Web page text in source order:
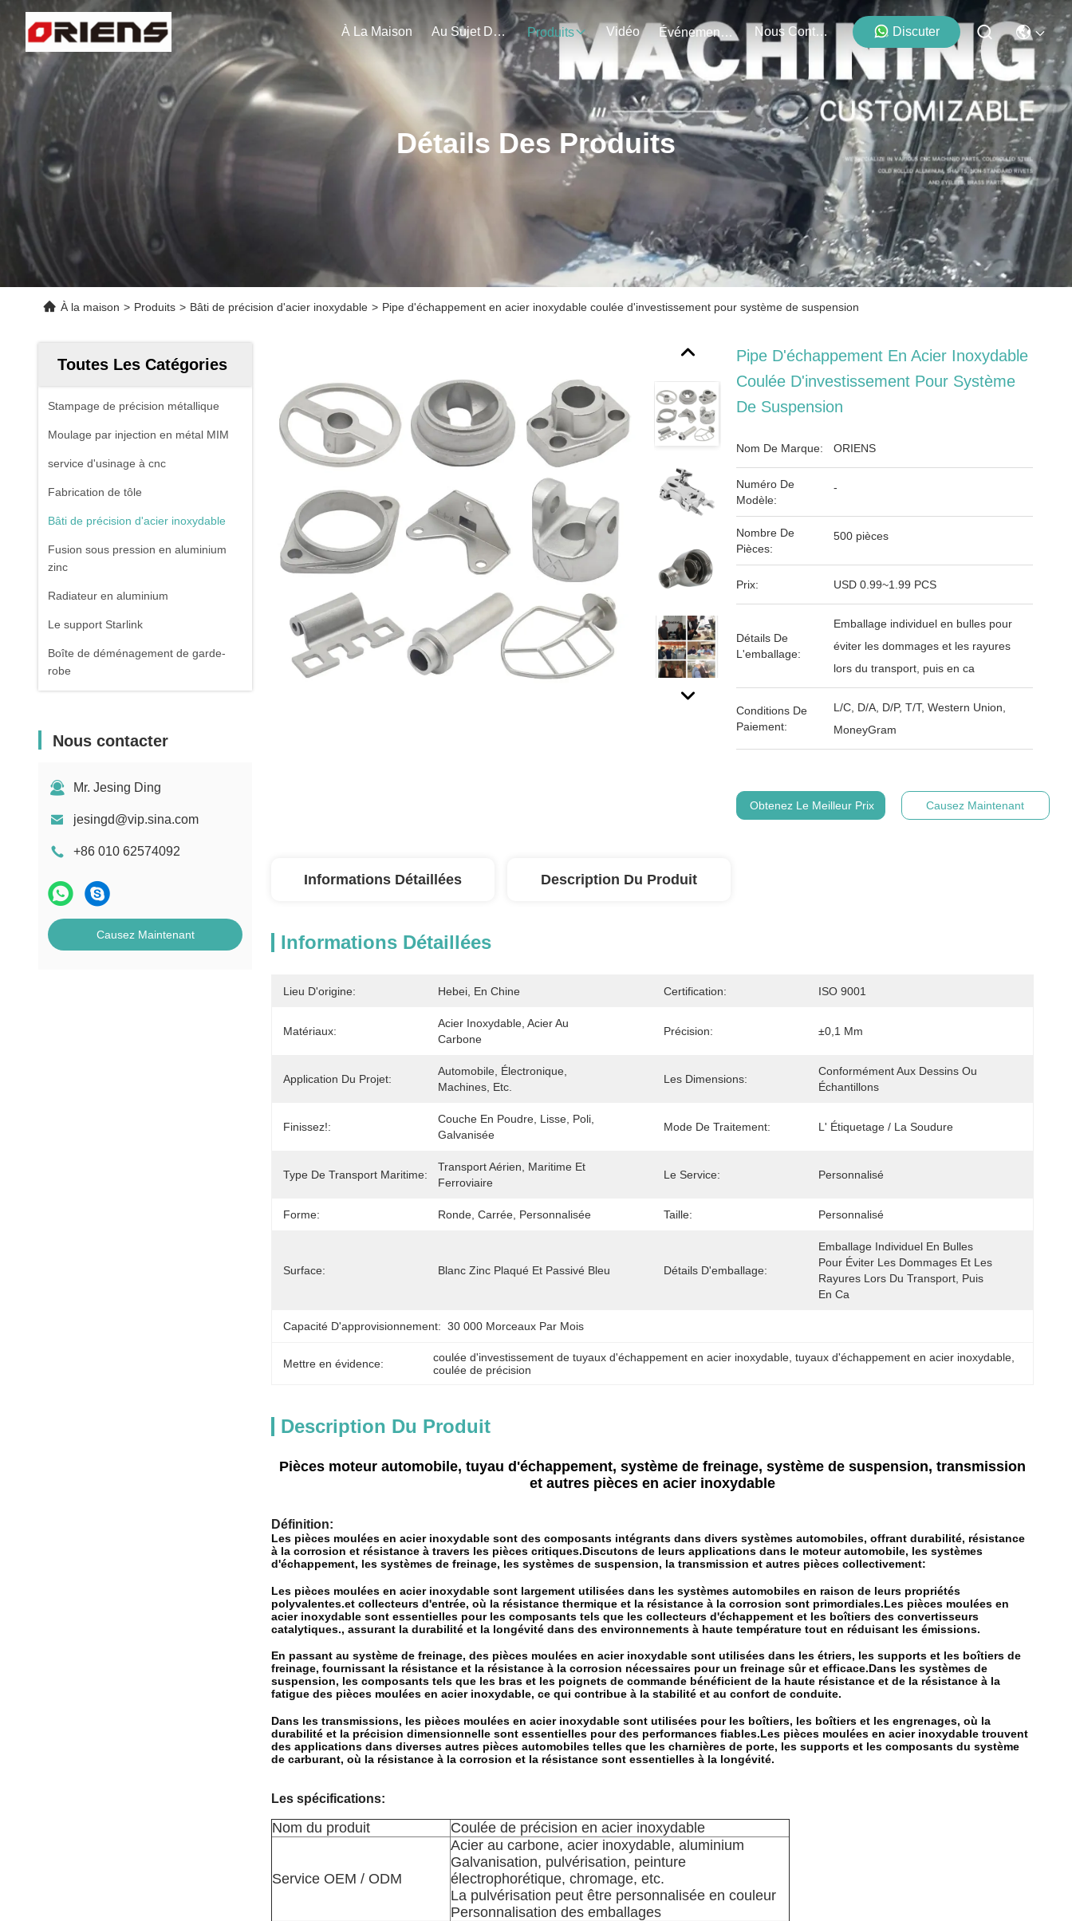
À La Maison Au Sujet De Nous Produits Vidéo Événements Nous Contacter Discuter
Détails Des Produits
À la maison > Produits > Bâti de précision d'acier inoxydable > Pipe d'échappement en acier inoxydable coulée d'investissement pour système de suspension
Toutes Les Catégories
Stampage de précision métallique
Moulage par injection en métal MIM
service d'usinage à cnc
Fabrication de tôle
Bâti de précision d'acier inoxydable
Fusion sous pression en aluminium
zinc
Radiateur en aluminium
Le support Starlink
Boîte de déménagement de garde-
robe
Nous contacter
Mr. Jesing Ding
jesingd@vip.sina.com
+86 010 62574092
Causez Maintenant
Pipe D'échappement En Acier Inoxydable
Coulée D'investissement Pour Système
De Suspension
Nom De Marque: ORIENS
Numéro De
Modèle:
-
Nombre De
Pièces:
500 pièces
Prix: USD 0.99~1.99 PCS
Détails De
L'emballage:
Emballage individuel en bulles pour
éviter les dommages et les rayures
lors du transport, puis en ca
Conditions De
Paiement:
L/C, D/A, D/P, T/T, Western Union,
MoneyGram
Obtenez Le Meilleur Prix Causez Maintenant
Informations Détaillées Description Du Produit
Informations Détaillées
Lieu D'origine: Hebei, En Chine Certification: ISO 9001
Matériaux:
Acier Inoxydable, Acier Au
Carbone
Précision: ±0,1 Mm
Application Du Projet:
Automobile, Électronique,
Machines, Etc.
Les Dimensions:
Conformément Aux Dessins Ou
Échantillons
Finissez!:
Couche En Poudre, Lisse, Poli,
Galvanisée
Mode De Traitement: L' Étiquetage / La Soudure
Type De Transport Maritime:
Transport Aérien, Maritime Et
Ferroviaire
Le Service: Personnalisé
Forme: Ronde, Carrée, Personnalisée Taille: Personnalisé
Surface: Blanc Zinc Plaqué Et Passivé Bleu Détails D'emballage:
Emballage Individuel En Bulles
Pour Éviter Les Dommages Et Les
Rayures Lors Du Transport, Puis
En Ca
Capacité D'approvisionnement: 30 000 Morceaux Par Mois
Mettre en évidence: coulée d'investissement de tuyaux d'échappement en acier inoxydable , tuyaux d'échappement en acier inoxydable
coulée de précision
Description Du Produit
Pièces moteur automobile, tuyau d'échappement, système de freinage, système de suspension, transmission
et autres pièces en acier inoxydable
Définition:
Les pièces moulées en acier inoxydable sont des composants intégrants dans divers systèmes automobiles, offrant durabilité, résistance
à la corrosion et résistance à travers les pièces critiques.Discutons de leurs applications dans le moteur automobile, les systèmes
d'échappement, les systèmes de freinage, les systèmes de suspension, la transmission et autres pièces collectivement:
Les pièces moulées en acier inoxydable sont largement utilisées dans les systèmes automobiles en raison de leurs propriétés
polyvalentes.et collecteurs d'entrée, où la résistance thermique et la résistance à la corrosion sont primordiales.Les pièces moulées en
acier inoxydable sont essentielles pour les composants tels que les collecteurs d'échappement et les boîtiers des convertisseurs
catalytiques., assurant la durabilité et la longévité dans des environnements à haute température tout en réduisant les émissions.
En passant au système de freinage, des pièces moulées en acier inoxydable sont utilisées dans les étriers, les supports et les boîtiers de
freinage, fournissant la résistance et la résistance à la corrosion nécessaires pour un freinage sûr et efficace.Dans les systèmes de
suspension, les composants tels que les bras et les poignets de commande bénéficient de la haute résistance et de la résistance à la
fatigue des pièces moulées en acier inoxydable, ce qui contribue à la stabilité et au confort de conduite.
Dans les transmissions, les pièces moulées en acier inoxydable sont utilisées pour les boîtiers, les boîtiers et les engrenages, où la
durabilité et la précision dimensionnelle sont essentielles pour des performances fiables.Les pièces moulées en acier inoxydable trouvent
des applications dans diverses autres pièces automobiles telles que les charnières de porte, les supports et les composants du système
de carburant, où la résistance à la corrosion et la résistance sont essentielles à la longévité.
Les spécifications:
Nom du produit Coulée de précision en acier inoxydable
Service OEM / ODM
Acier au carbone, acier inoxydable, aluminium
Galvanisation, pulvérisation, peinture
électrophorétique, chromage, etc.
La pulvérisation peut être personnalisée en couleur
Personnalisation des emballages